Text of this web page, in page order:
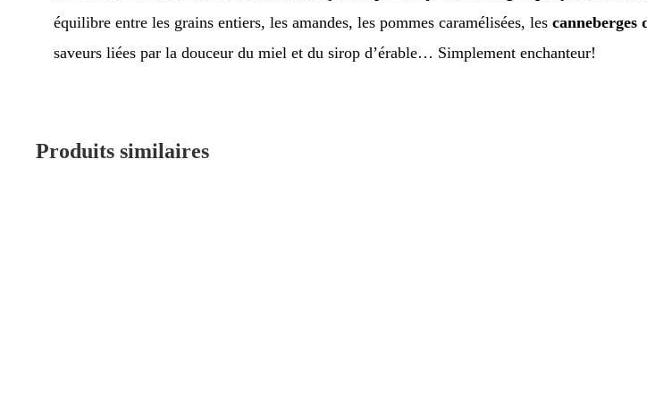
équilibre entre les grains entiers, les amandes, les pommes caramélisées, les canneberges
saveurs liées par la douceur du miel et du sirop d’érable… Simplement enchanteur!
Produits similaires